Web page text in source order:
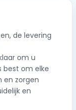
de levering
om u
best om elke
en zorgen
en